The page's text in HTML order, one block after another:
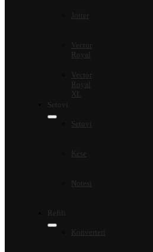
Jotter
Vector
Royal
Vector
Royal
XL
Setovi
Setovi
Kese
Notesi
Refili
Konverteri